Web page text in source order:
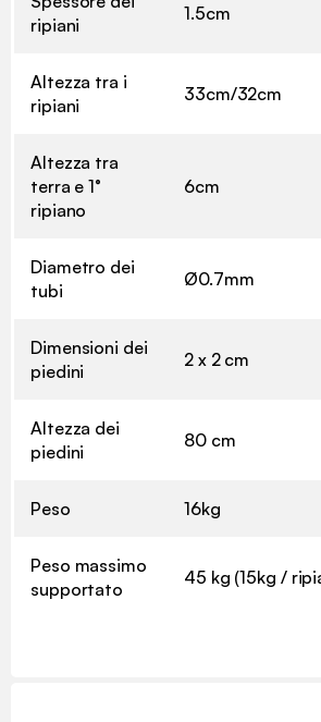
ripiani
1.5cm
Altezza tra i
ripiani
33cm/32cm
Altezza tra
terra e 1°
ripiano
6cm
Diametro dei
tubi
Ø0.7mm
Dimensioni dei
piedini
2 x 2 cm
Altezza dei
piedini
80 cm
Peso 16kg
Peso massimo
supportato
45 kg (15kg /